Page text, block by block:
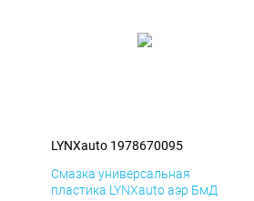
LYNXauto 1978670095
Смазка универсальная
пластика LYNXauto аэр БмД